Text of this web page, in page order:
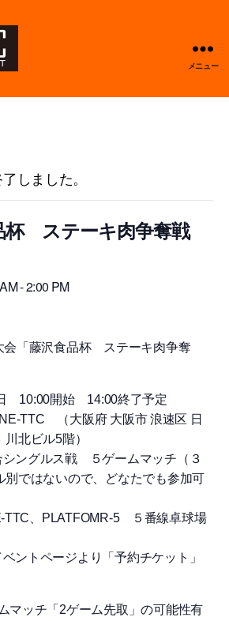
メニュー
しました。
ステーキ肉争奪戦
-2:00 PM
会「藤沢食品杯 ステーキ肉争奪
10:00開始 14:00終了予定
TTC （大阪府 大阪市 浪速区 日
北ビル5階）
シングルス戦 ５ゲームマッチ（３
別ではないので、どなたでも参加可
TTC、PLATFOMR-5 ５番線卓球場
ントページより「予約チケット」
マッチ「2ゲーム先取」の可能性有